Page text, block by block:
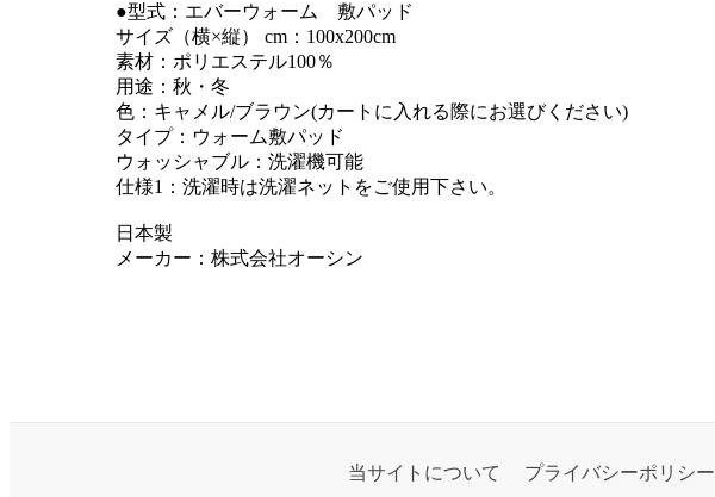
●型式：エバーウォーム 敷パッド
サイズ（横×縦） cm：100x200cm
素材：ポリエステル100％
用途：秋・冬
色：キャメル/ブラウン(カートに入れる際にお選びください)
タイプ：ウォーム敷パッド
ウォッシャブル：洗濯機可能
仕様1：洗濯時は洗濯ネットをご使用下さい。
日本製
メーカー：株式会社オーシン
当サイトについて プライバシーポリシー